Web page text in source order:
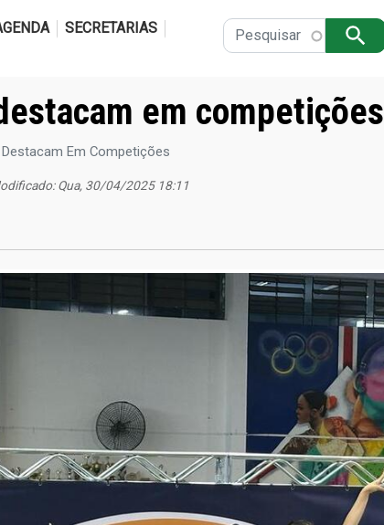
SECRETARIAS
Apply
em competições
Em Competições
Qua, 30/04/2025 18:11